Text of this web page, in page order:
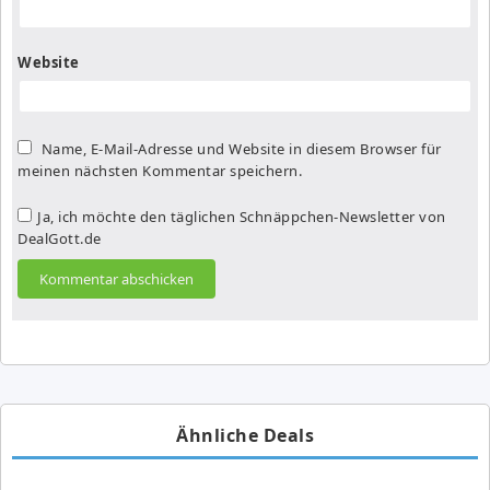
Website
Name, E-Mail-Adresse und Website in diesem Browser für
meinen nächsten Kommentar speichern.
Ja, ich möchte den täglichen Schnäppchen-Newsletter von
DealGott.de
Ähnliche Deals